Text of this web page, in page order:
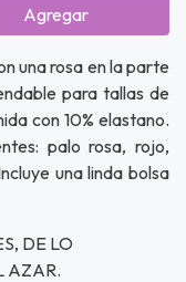
Agregar
una rosa en la parte
para tallas de
con 10% elastano.
palo rosa, rojo,
una linda bolsa
DE LO
AZAR.